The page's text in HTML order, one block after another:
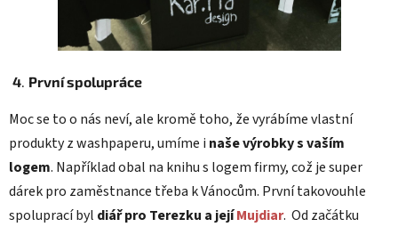
4. První spolupráce
Moc se to o nás neví, ale kromě toho, že vyrábíme vlastní
produkty z washpaperu, umíme i naše výrobky s vaším
logem. Například obal na knihu s logem firmy, což je super
dárek pro zaměstnance třeba k Vánocům. První takovouhle
spoluprací byl diář pro Terezku a jejíMujdiar. Od začátku